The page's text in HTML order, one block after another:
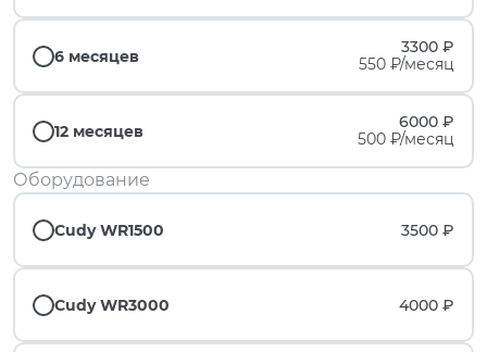
6 месяцев
3300 ₽
550 ₽/месяц
12 месяцев
6000 ₽
500 ₽/месяц
Оборудование
Cudy WR1500 3500 ₽
Cudy WR3000 4000 ₽